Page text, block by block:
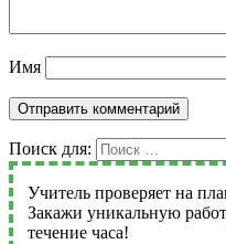
Имя
Поиск для:
Учитель проверяет на
Закажи уникальную
течение часа!